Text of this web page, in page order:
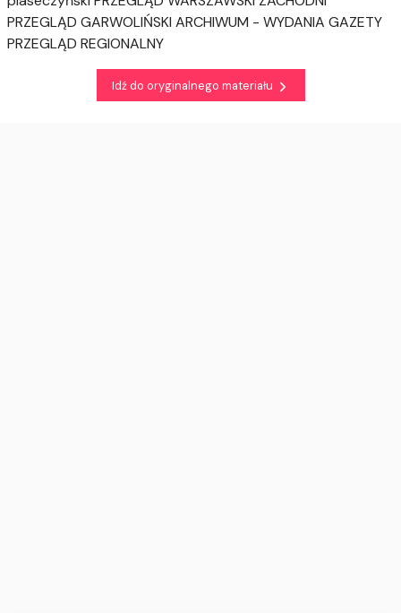
PRZEGLĄD GARWOLIŃSKI ARCHIWUM - WYDANIA GAZETY
PRZEGLĄD REGIONALNY
Idź do oryginalnego materiału